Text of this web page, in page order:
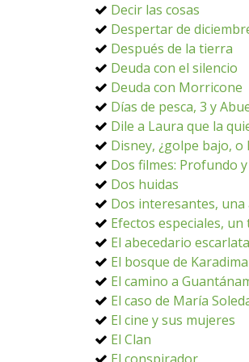
Decir las cosas
Despertar de
Después de la tierra
Deuda con el silencio
Deuda con Morricone
Días de pesca, 3 y
Dile a Laura que la
Disney, ¿golpe bajo,
Dos filmes: Profundo
Dos huidas
Dos interesantes,
Efectos especiales,
El abecedario escarlata
El bosque de Karadima
El camino a
El caso de María
El cine y sus mujeres
El Clan